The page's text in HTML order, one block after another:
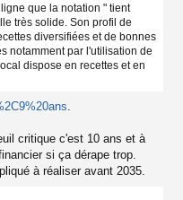
que la notation " tient
très solide. Son profil de
diversifiées et de bonnes
notamment par l'utilisation de
dispose en recettes et en
critique c'est 10 ans et à
si ça dérape trop.
à réaliser avant 2035.